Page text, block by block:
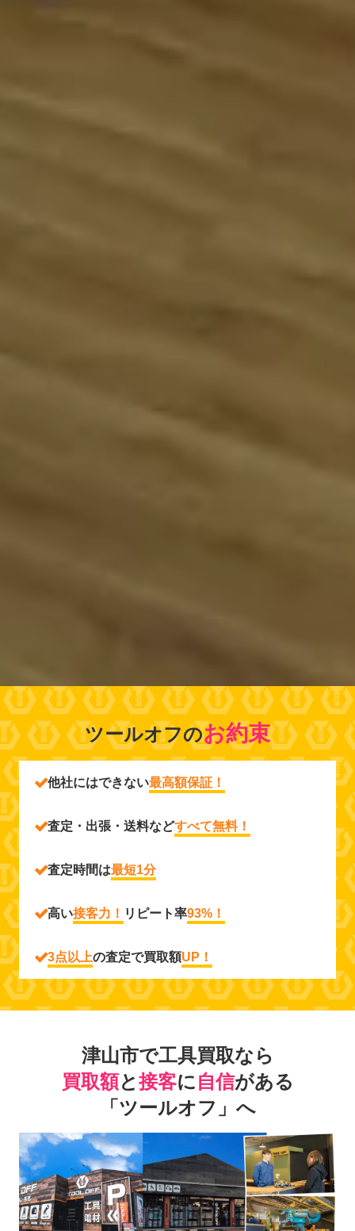
ツールオフのお約束
他社にはできない最高額保証！
査定・出張・送料などすべて無料！
査定時間は最短1分
高い接客力！ リピート率93%！
3点以上の査定で買取額UP！
津山市で工具買取なら
買取額と接客に自信がある
「ツールオフ」へ